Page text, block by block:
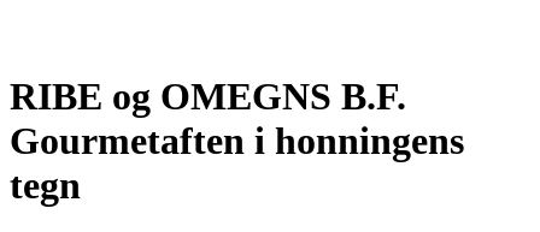
RIBE og OMEGNS B.F.
Gourmetaften i honningens
tegn